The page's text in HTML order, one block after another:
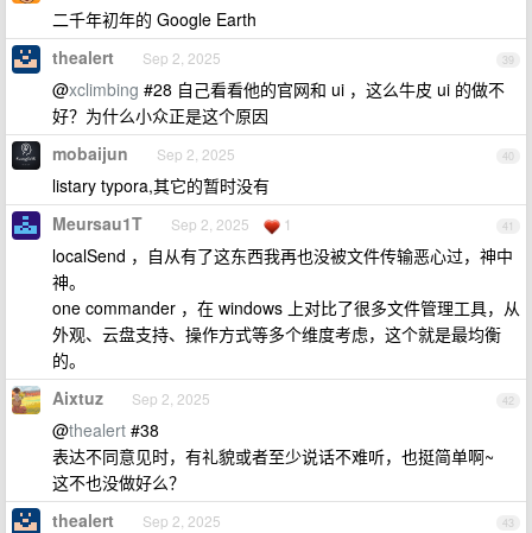
二千年初年的 Google Earth
39
thealert Sep 2, 2025
@xclimbing #28 自己看看他的官网和 ui ，这么牛皮 ui 的做不
好？为什么小众正是这个原因
40
mobaijun Sep 2, 2025
listary typora,其它的暂时没有
41
Meursau1T Sep 2, 2025 1
localSend ，自从有了这东西我再也没被文件传输恶心过，神中
神。
one commander ，在 windows 上对比了很多文件管理工具，从
外观、云盘支持、操作方式等多个维度考虑，这个就是最均衡
的。
42
Aixtuz Sep 2, 2025
@thealert #38
表达不同意见时，有礼貌或者至少说话不难听，也挺简单啊~
这不也没做好么？
43
thealert Sep 2, 2025